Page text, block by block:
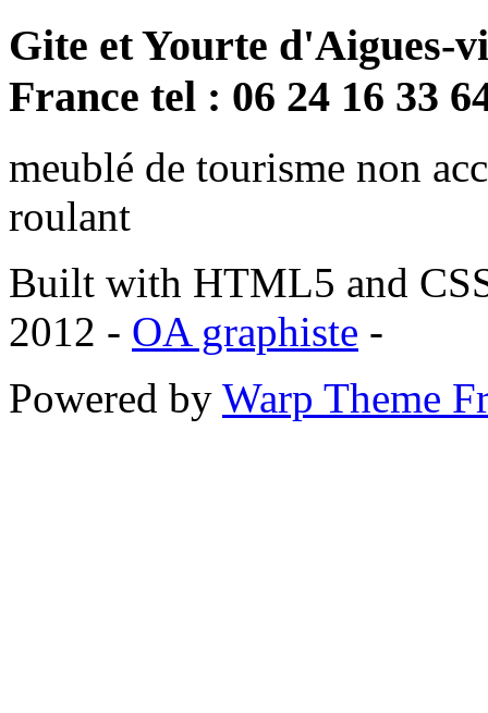
Gite et Yourte d'Aigues-
France tel : 06 24 16 33
meublé de tourisme non
roulant
Built with HTML5 and
2012 - OA graphiste -
Powered by Warp Theme